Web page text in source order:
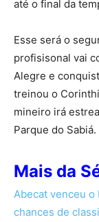
até o final da
Esse será o
profisisonal vai
Alegre e
treinou o
mineiro irá
Parque do Sabiá.
Mais da
Abecat venceu o
chances de